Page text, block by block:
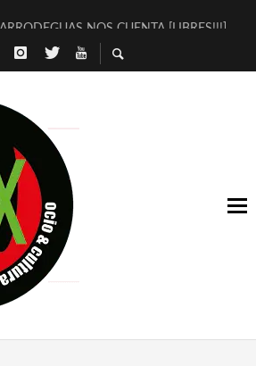
NOS CUENTA [LIBRES!!!]
GUAPES] DE SANDRA MONFORT
DEL DIRECTOR TEATRAL CLAUDIO
NADA) DE LA KATARSIS DEL TOMATAZO
JUDÍAS EN #EXVITA
REINVENTAN [BITÁCORA 3.0] EN EXVITA
PRESENTA EN EXVITA [RELATIVA
EN EXVITA INTERPRETANDO A SERRAT